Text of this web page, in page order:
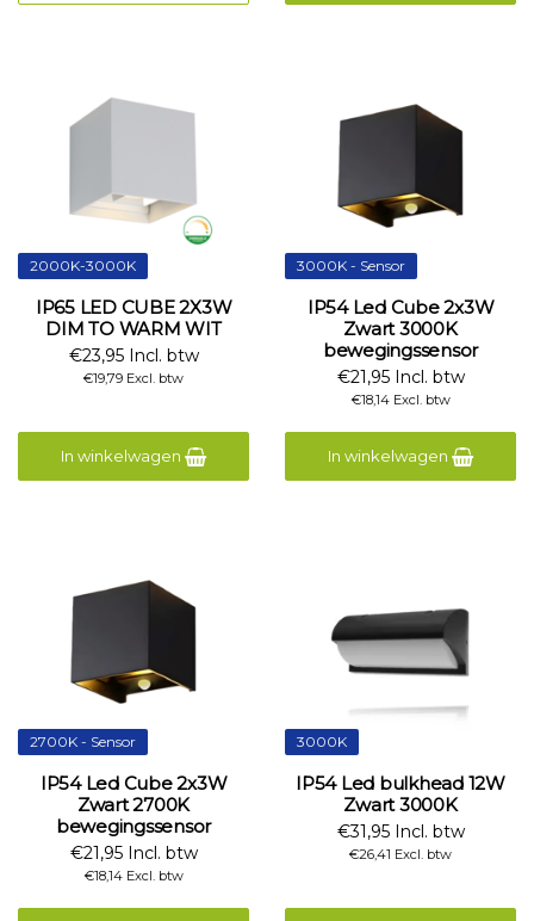
2000K-3000K
IP65 LED CUBE 2X3W
DIM TO WARM WIT
€23,95 Incl. btw
€19,79 Excl. btw
In winkelwagen
3000K - Sensor
IP54 Led Cube 2x3W
Zwart 3000K
bewegingssensor
€21,95 Incl. btw
€18,14 Excl. btw
In winkelwagen
2700K - Sensor
IP54 Led Cube 2x3W
Zwart 2700K
bewegingssensor
€21,95 Incl. btw
€18,14 Excl. btw
3000K
IP54 Led bulkhead 12W
Zwart 3000K
€31,95 Incl. btw
€26,41 Excl. btw